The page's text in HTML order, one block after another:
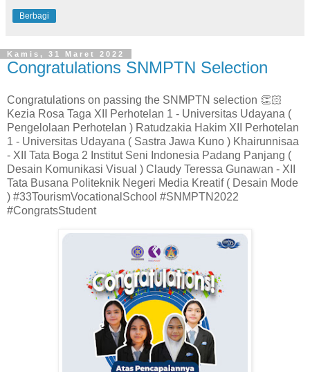
Berbagi
Kamis, 31 Maret 2022
Congratulations SNMPTN Selection
Congratulations on passing the SNMPTN selection 👏🏻
Kezia Rosa Taga XII Perhotelan 1 - Universitas Udayana (
Pengelolaan Perhotelan ) Ratudzakia Hakim XII Perhotelan
1 - Universitas Udayana ( Sastra Jawa Kuno ) Khairunnisaa
- XII Tata Boga 2 Institut Seni Indonesia Padang Panjang (
Desain Komunikasi Visual ) Claudy Teressa Gunawan - XII
Tata Busana Politeknik Negeri Media Kreatif ( Desain Mode
) #33TourismVocationalSchool #SNMPTN2022
#CongratsStudent